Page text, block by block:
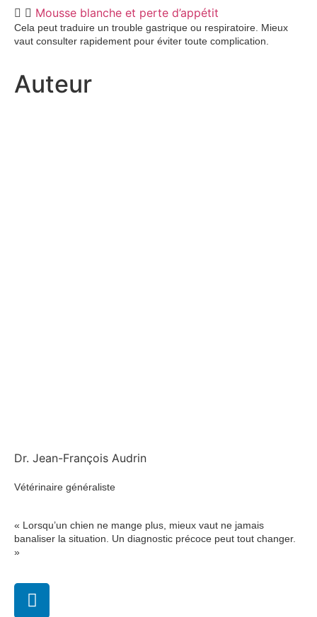
Mousse blanche et perte d’appétit
Cela peut traduire un trouble gastrique ou respiratoire. Mieux
vaut consulter rapidement pour éviter toute complication.
Auteur
Dr. Jean-François Audrin
Vétérinaire généraliste
« Lorsqu’un chien ne mange plus, mieux vaut ne jamais
banaliser la situation. Un diagnostic précoce peut tout changer.
»